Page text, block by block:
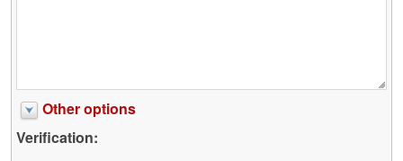
Other options
Verification: